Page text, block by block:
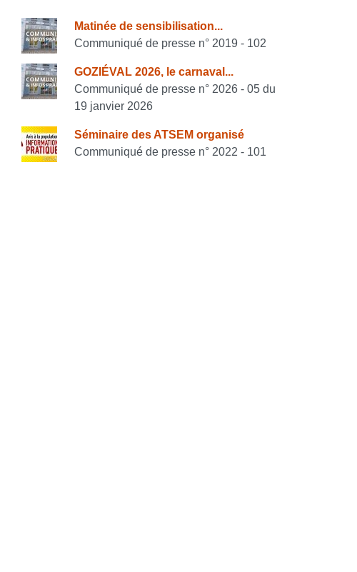
Consulter également
Matinée de sensibilisation...
Communiqué de presse n° 2019 - 102
GOZIÉVAL 2026, le carnaval...
Communiqué de presse n° 2026 - 05 du
19 janvier 2026
Séminaire des ATSEM organisé
Communiqué de presse n° 2022 - 101